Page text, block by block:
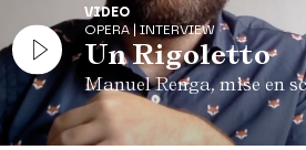
VIDEO
OPERA | INTERVIEW
Un Rigoletto
Manuel Renga, mise en